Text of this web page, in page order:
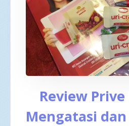
Review
Mengatasi